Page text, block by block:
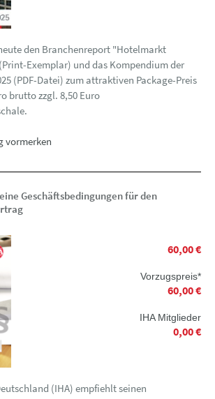
den Branchenreport "Hotelmarkt
Exemplar) und das Kompendium der
(PDF-Datei) zum attraktiven Package-Preis
brutto zzgl. 8,50 Euro
vormerken
Geschäftsbedingungen für den
60,00 €
Vorzugspreis*
60,00 €
IHA Mitglieder
0,00 €
(IHA) empfiehlt seinen